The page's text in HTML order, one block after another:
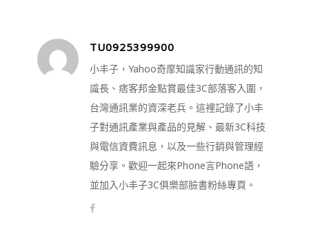
TU0925399900
小丰子，Yahoo奇摩知識家行動通訊的知
識長、痞客邦金點賞最佳3C部落客入圍，
台灣通訊業的資深老兵。這裡記錄了小丰
子對通訊產業與產品的見解、最新3C科技
與電信資費訊息，以及一些行銷與管理經
驗分享。歡迎一起來Phone言Phone語，
並加入小丰子3C俱樂部臉書粉絲專頁。